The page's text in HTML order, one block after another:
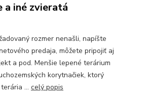
a iné zvieratá
rozmer nenašli, napíšte
predaja, môžete pripojiť aj
a pod. Menšie lepené terárium
korytnačiek, ktorý
... celý popis